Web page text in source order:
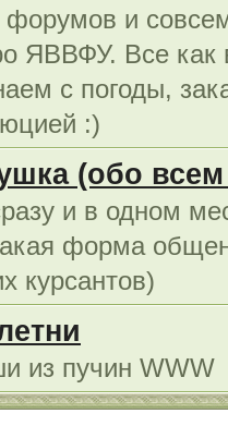
и
ЯВВФУ. Все как
с погоды,
:)
(обо всем
и в одном
форма
курсантов)
из пучин WWW